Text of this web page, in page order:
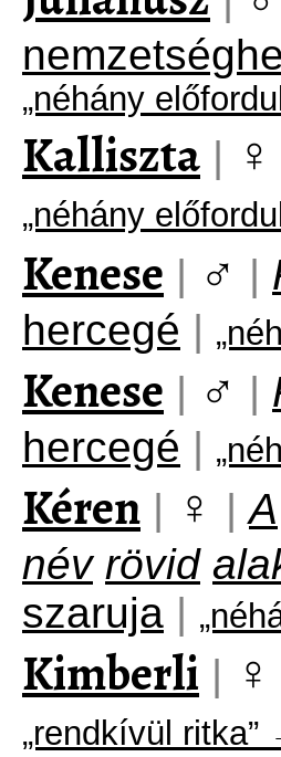
„néhány
Kalliszta | ♀
„néhány
Kenese | ♂ |
hercegé |
Kenese | ♂ |
hercegé |
Kéren | ♀ | A
név rövid
szaruja |
Kimberli | ♀
„rendkívül ritka”